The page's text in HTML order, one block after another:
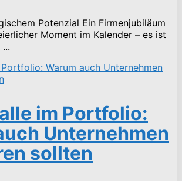
Potenzial Ein Firmenjubiläum
Moment im Kalender – es ist
im Portfolio:
Unternehmen
sollten